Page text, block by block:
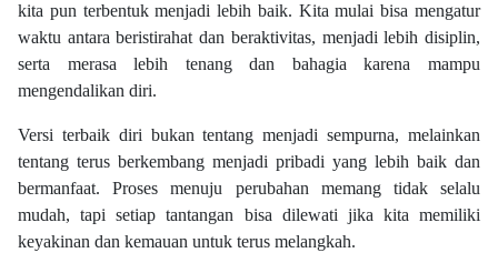
kita pun terbentuk menjadi lebih baik. Kita mulai bisa mengatur
waktu antara beristirahat dan beraktivitas, menjadi lebih disiplin,
serta merasa lebih tenang dan bahagia karena mampu
mengendalikan diri.
Versi terbaik diri bukan tentang menjadi sempurna, melainkan
tentang terus berkembang menjadi pribadi yang lebih baik dan
bermanfaat. Proses menuju perubahan memang tidak selalu
mudah, tapi setiap tantangan bisa dilewati jika kita memiliki
keyakinan dan kemauan untuk terus melangkah.